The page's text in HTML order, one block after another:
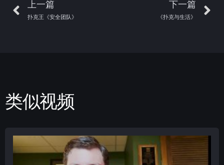
上一篇
扑克王《安全团队》
下一篇
《扑克与生活》
类似视频